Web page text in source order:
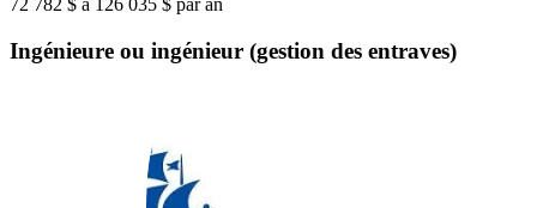
72 782 $ à 126 035 $ par an
Ingénieure ou ingénieur (gestion des entraves)